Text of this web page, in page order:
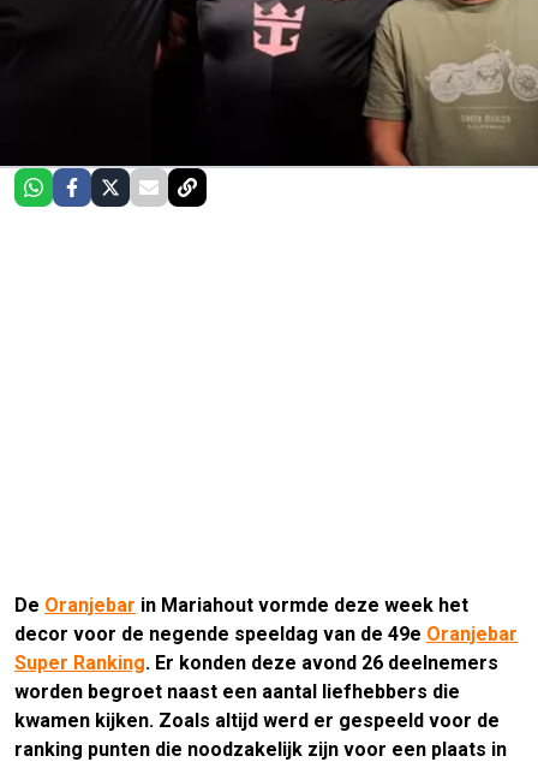
De Oranjebar in Mariahout vormde deze week het
decor voor de negende speeldag van de 49e Oranjebar
Super Ranking. Er konden deze avond 26 deelnemers
worden begroet naast een aantal liefhebbers die
kwamen kijken. Zoals altijd werd er gespeeld voor de
ranking punten die noodzakelijk zijn voor een plaats in